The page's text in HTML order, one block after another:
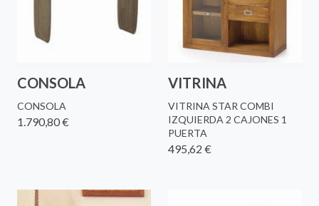
CONSOLA
CONSOLA
1.790,80 €
VITRINA
VITRINA STAR COMBI
IZQUIERDA 2 CAJONES 1
PUERTA
495,62 €